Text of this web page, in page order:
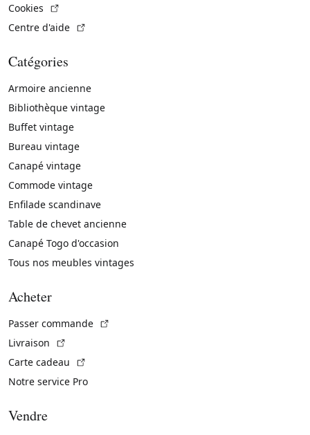
Cookies
Centre d'aide
Catégories
Armoire ancienne
Bibliothèque vintage
Buffet vintage
Bureau vintage
Canapé vintage
Commode vintage
Enfilade scandinave
Table de chevet ancienne
Canapé Togo d'occasion
Tous nos meubles vintages
Acheter
Passer commande
Livraison
Carte cadeau
Notre service Pro
Vendre